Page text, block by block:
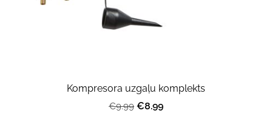
Kompresora uzgaļu komplekts
€9.99 €8.99